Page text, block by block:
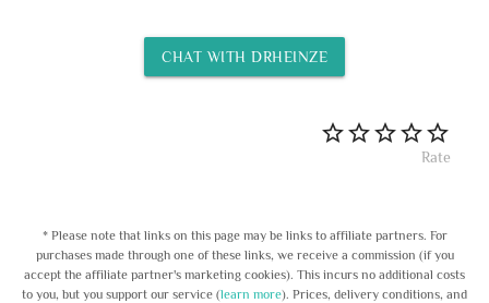
CHAT WITH DRHEINZE
Rate
* Please note that links on this page may be links to affiliate partners. For
purchases made through one of these links, we receive a commission (if you
accept the affiliate partner's marketing cookies). This incurs no additional costs
to you, but you support our service (learn more). Prices, delivery conditions, and